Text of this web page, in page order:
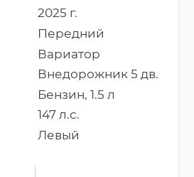
2025 г.
Передний
Вариатор
Внедорожник 5 дв.
Бензин, 1.5 л
147 л.с.
Левый